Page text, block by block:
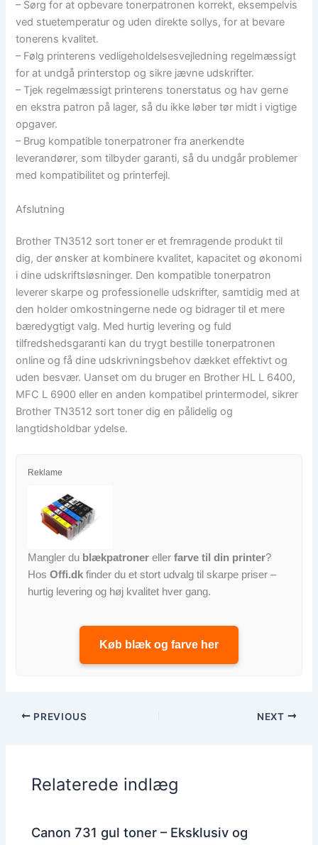
– Sørg for at opbevare tonerpatronen korrekt, eksempelvis
ved stuetemperatur og uden direkte sollys, for at bevare
tonerens kvalitet.
– Følg printerens vedligeholdelsesvejledning regelmæssigt
for at undgå printerstop og sikre jævne udskrifter.
– Tjek regelmæssigt printerens tonerstatus og hav gerne
en ekstra patron på lager, så du ikke løber tør midt i vigtige
opgaver.
– Brug kompatible tonerpatroner fra anerkendte
leverandører, som tilbyder garanti, så du undgår problemer
med kompatibilitet og printerfejl.
Afslutning
Brother TN3512 sort toner er et fremragende produkt til
dig, der ønsker at kombinere kvalitet, kapacitet og økonomi
i dine udskriftsløsninger. Den kompatible tonerpatron
leverer skarpe og professionelle udskrifter, samtidig med at
den holder omkostningerne nede og bidrager til et mere
bæredygtigt valg. Med hurtig levering og fuld
tilfredshedsgaranti kan du trygt bestille tonerpatronen
online og få dine udskrivningsbehov dækket effektivt og
uden besvær. Uanset om du bruger en Brother HL L 6400,
MFC L 6900 eller en anden kompatibel printermodel, sikrer
Brother TN3512 sort toner dig en pålidelig og
langtidsholdbar ydelse.
Reklame
Mangler du blækpatroner ellerfarve til din printer?
HosOffi.dk finder du et stort udvalg til skarpe priser –
hurtig levering og høj kvalitet hver gang.
Køb blæk og farve her
PREVIOUS NEXT
Relaterede indlæg
Canon 731 gul toner – Eksklusiv og